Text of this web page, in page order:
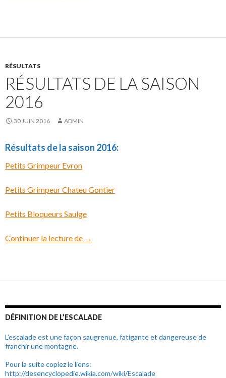
RÉSULTATS
RÉSULTATS DE LA SAISON
2016
30 JUIN 2016 ADMIN
Résultats de la saison 2016:
Petits Grimpeur Evron
Petits Grimpeur Chateu Gontier
Petits Bloqueurs Saulge
Continuer la lecture de Résultats de la saison 2016
→
DÉFINITION DE L’ESCALADE
L'escalade est une façon saugrenue, fatigante et dangereuse de
franchir une montagne.
Pour la suite copiez le liens:
http://desencyclopedie.wikia.com/wiki/Escalade